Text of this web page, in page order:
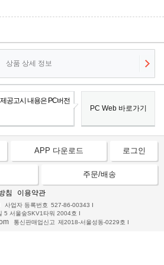
상품 상세 정보
공고시 내용은 PC버전
PC Web 바로가기
APP 다운로드 로그인
주문/배송
침 이용약관
사업자 등록번호 527-86-00343 I
5 서울숲SKV1타워 2004호 I
통신판매업신고 제2018-서울성동-0229호 I